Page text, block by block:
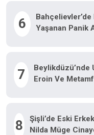
6
Bahçelievler’de
Yaşanan Panik
7
Beylikdüzü’nde
Eroin Ve
8
Şişli’de Eski
Nilda Müge